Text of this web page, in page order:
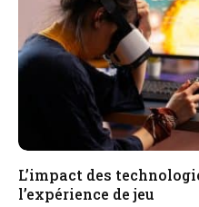
L’impact des
l’expérience de jeu